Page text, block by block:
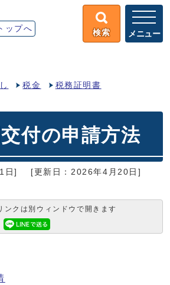
ップへ 検索 メニュー
税金 税務証明書
付の申請方法
日]
[更新日：2026年4月20日]
ンクは別ウィンドウで開きます